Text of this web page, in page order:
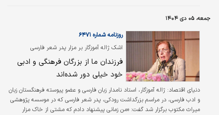
شعر بلوچ با پیشنهاد ما به وزارتخانه، بخش
بین‌الملل به جشنواره شعر بلوچ اضافه شد و با
پیگیری‌های مستمر در وزارت خارجه، مورد موافقت
قرار گرفت.
جمعه، ۰۵ دی ۱۴۰۴
اشک ژاله آموزگار بر مزار پدر شعر فارسی
روزنامه شماره ۶۴۷۱
فرزندان ما از بزرگان فرهنگی و ادبی
خود خیلی دور شده‌اند
دنیای اقتصاد: ژاله آموزگار، استاد نامدار زبان فارسی و عضو پیوسته فرهنگستان زبان
و ادب فارسی، در مراسم بزرگداشت رودکی، پدر شعر فارسی که در موسسه پژوهشی
میراث مکتوب برگزار شد گفت: «من زمانی پیشنهاد دادم که مشتی از خاک مزار